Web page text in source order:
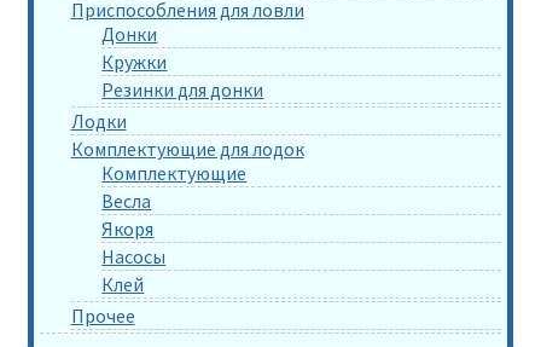
Приспособления для ловли
Донки
Кружки
Резинки для донки
Лодки
Комплектующие для лодок
Комплектующие
Весла
Якоря
Насосы
Клей
Прочее